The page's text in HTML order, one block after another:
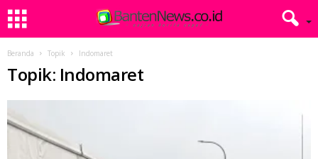
Beranda Topik Indomaret
Topik: Indomaret